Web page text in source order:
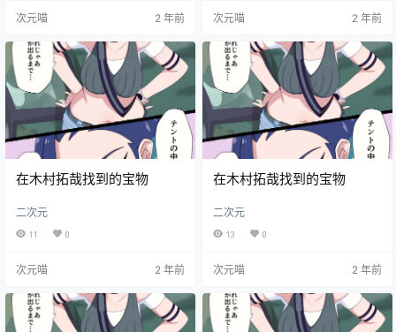
次元喵 2 年前 次元喵 2 年前
在木村拓哉找到的宝物
二次元
11 0
次元喵 2 年前
在木村拓哉找到的宝物
二次元
13 0
次元喵 2 年前